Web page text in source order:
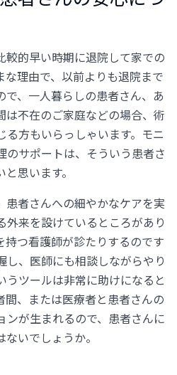
較的早い時期に退院して家での
理由で、以前よりも退院まで
で、一人暮らしの患者さん、あ
は不在のご家庭などの場合、術
方もいらっしゃいます。モニ
のサポートは、そういう患者さ
思います。
患者さんへの細やかなケアを実
外来を設けているところがあり
持つ看護師が診たりするのです
し、医師にも相談しながらやり
うツールは非常に助けになると
間、または医療者と患者さんの
ンが生まれるので、患者さんに
いでしょうか。